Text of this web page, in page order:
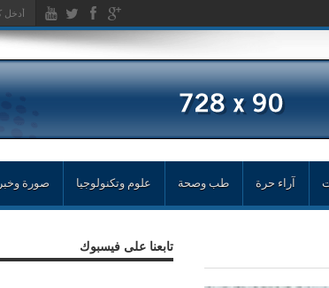
آراء حرة طب وصحة علوم وتكنولوجيا صورة وخبر
تابعنا على فيسبوك